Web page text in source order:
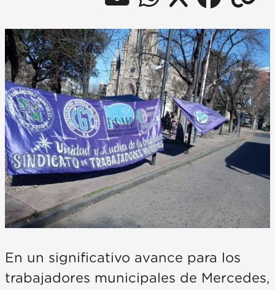
En un significativo avance para los
trabajadores municipales de Mercedes,